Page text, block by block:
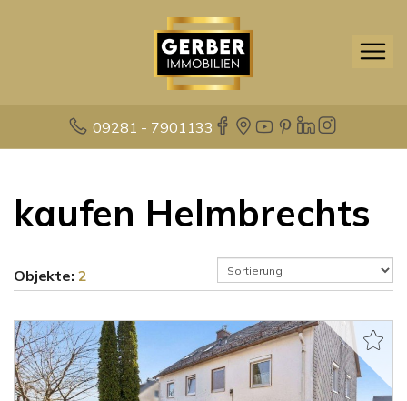
09281 - 7901133
kaufen Helmbrechts
Objekte: 2